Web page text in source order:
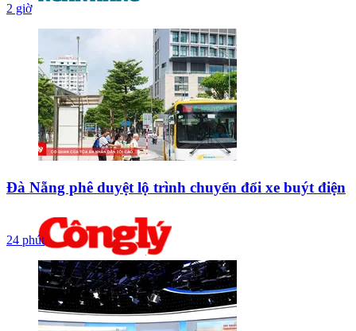
2 giờ
Đà Nẵng phê duyệt lộ trình chuyển đổi xe buýt điện
24 phút